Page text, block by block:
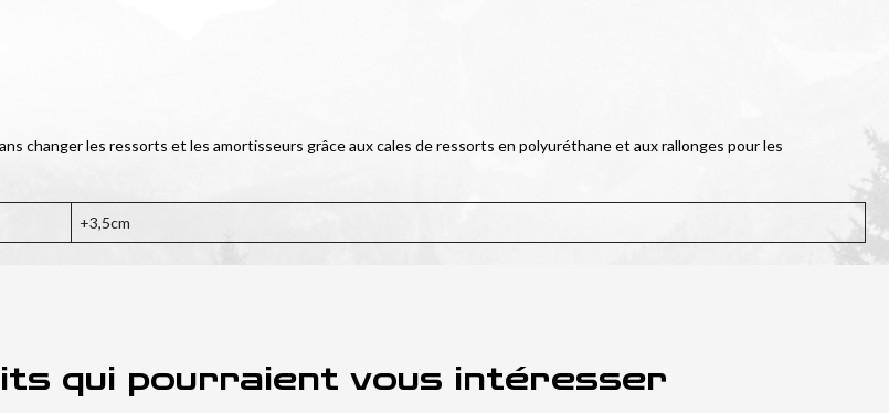
changer les ressorts et les amortisseurs grâce aux cales de ressorts en polyuréthane et aux rallonges pour les
+3,5cm
qui pourraient vous intéresser